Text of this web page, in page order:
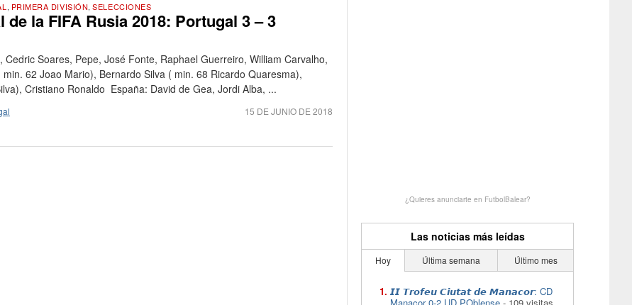
, PRIMERA DIVISIÓN,SELECCIONES
la FIFA Rusia 2018: Portugal 3 – 3
Soares, Pepe, José Fonte, Raphael Guerreiro, William Carvalho,
62 Joao Mario), Bernardo Silva ( min. 68 Ricardo Quaresma),
Cristiano Ronaldo España: David de Gea, Jordi Alba, ...
15 DE JUNIO DE 2018
¿Quieres anunciarte en FutbolBalear?
Las noticias más leídas
Hoy Última semana Último mes
𝙄𝙄 𝙏𝙧𝙤𝙛𝙚𝙪 𝘾𝙞𝙪𝙩𝙖𝙩 𝙙𝙚 𝙈𝙖𝙣𝙖𝙘𝙤𝙧: CD